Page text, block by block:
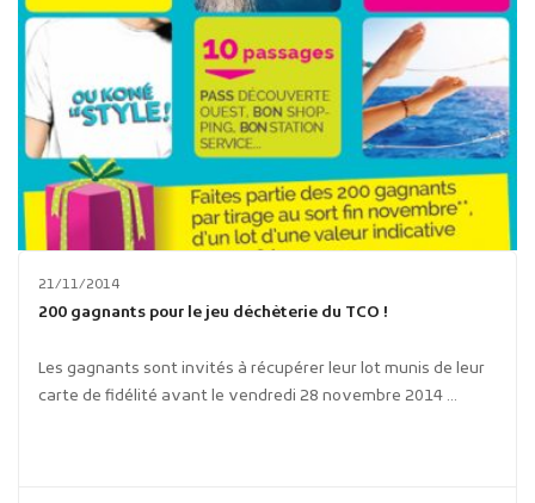
21/11/2014
200 gagnants pour le jeu déchèterie du TCO !
Les gagnants sont invités à récupérer leur lot munis de leur
carte de fidélité avant le vendredi 28 novembre 2014 ...